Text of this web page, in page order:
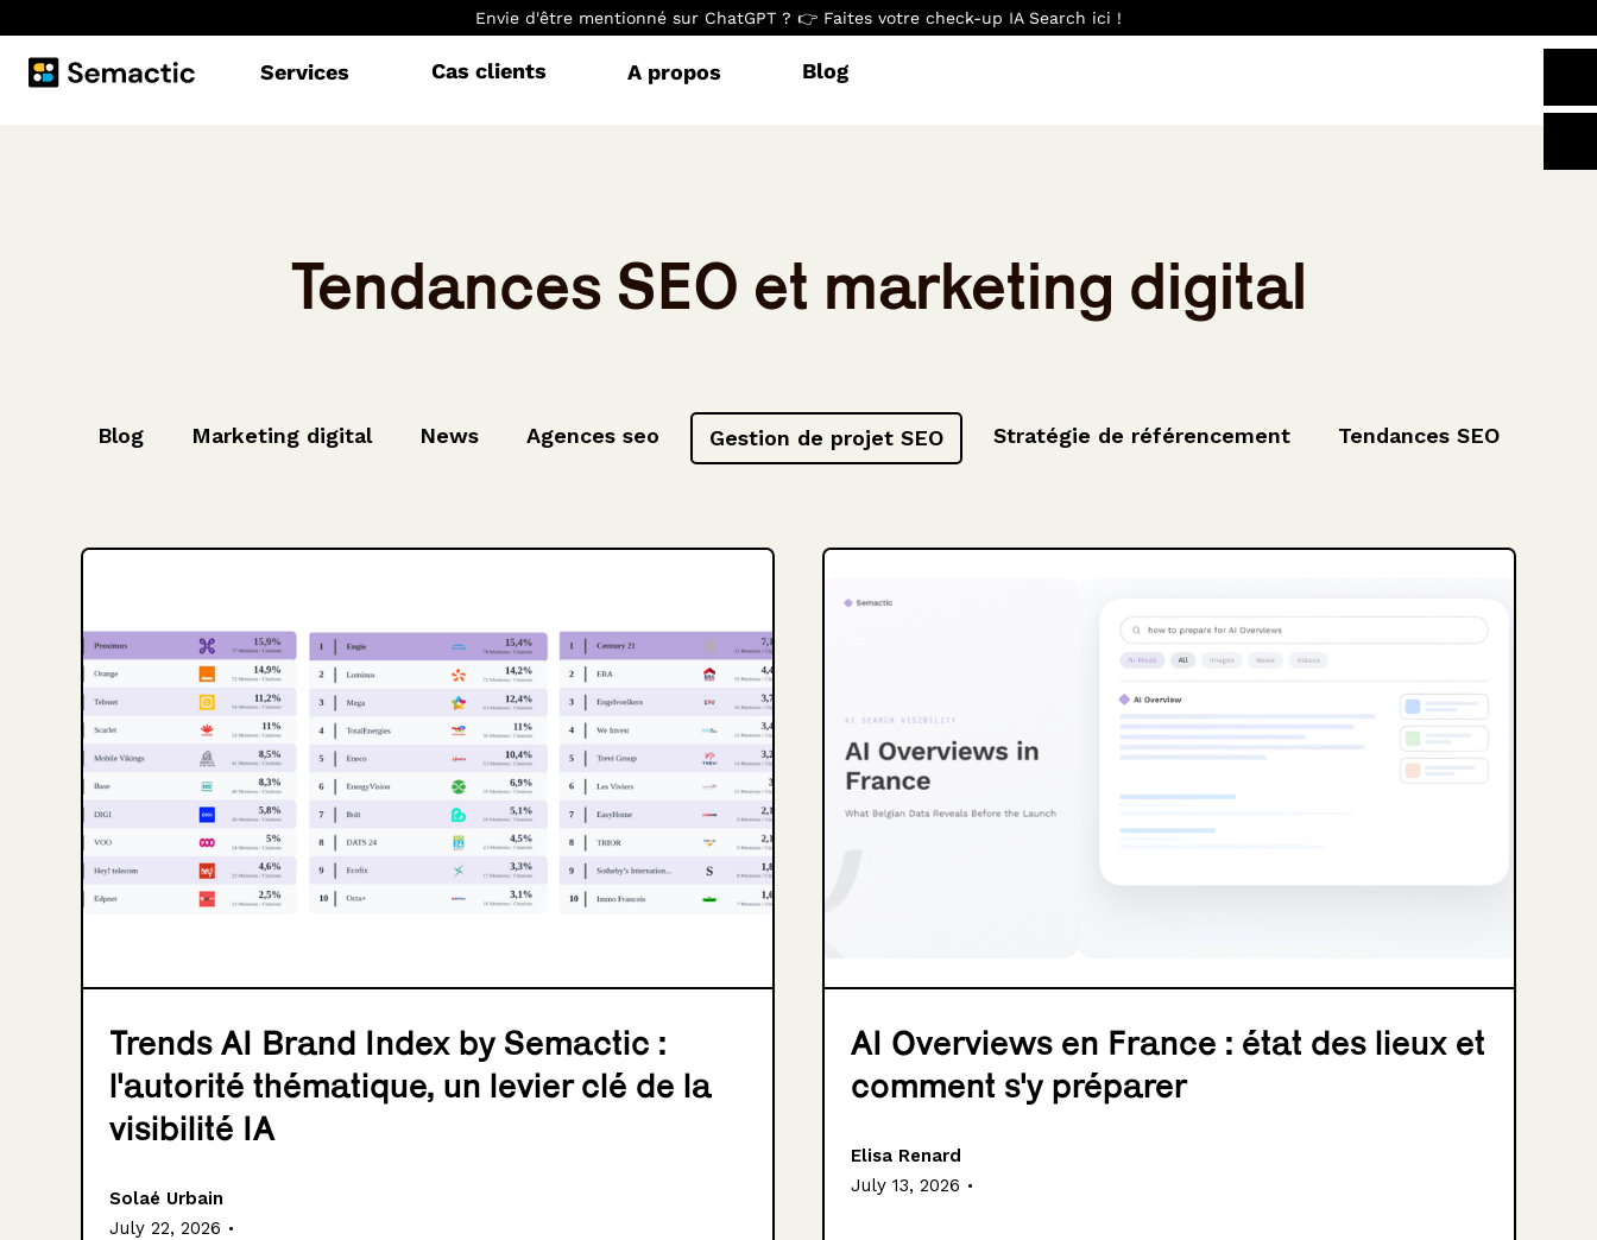
Envie d'être mentionné sur ChatGPT ? 👉 Faites votre check-up IA Search ici !
Services Cas clients A propos Blog
Tendances SEO et marketing digital
Blog Marketing digital News Agences seo Gestion de projet SEO Stratégie de référencement Tendances SEO
Trends AI Brand Index by Semactic :
l'autorité thématique, un levier clé de la
visibilité IA
Solaé Urbain
July 22, 2026 .
AI Overviews en France : état des lieux et
comment s'y préparer
Elisa Renard
July 13, 2026 .